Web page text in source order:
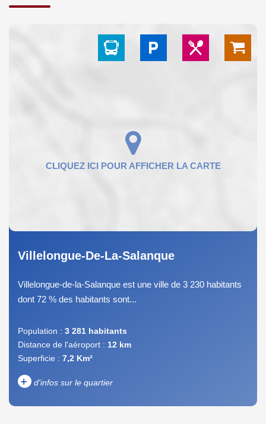
Villelongue-De-La-Salanque
Villelongue-de-la-Salanque est une ville de 3 230 habitants
dont 72 % des habitants sont...
Population : 3 281 habitants
Distance de l'aéroport : 12 km
Superficie : 7,2 Km²
+ d'infos sur le quartier